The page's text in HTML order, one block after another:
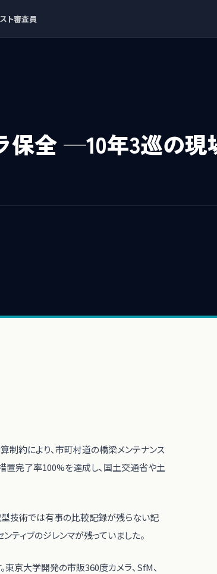
ト審査員
保全 ─10年3巡の現
約により、市町村道の橋梁メンテナンス
置完了率100%を達成し、国土交通省や土
型技術では有事の比較記録が残らない記
ィブのジレンマが残っていました。
東京大学開発の市販360度カメラ、SfM、